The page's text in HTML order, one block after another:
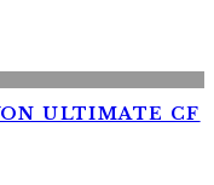
ULTIMATE CF